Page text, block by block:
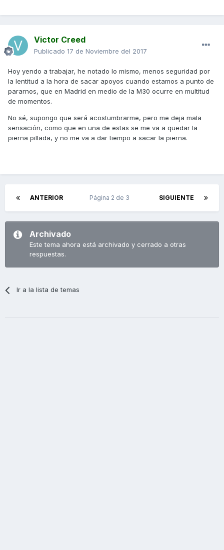
Victor Creed
Publicado 17 de Noviembre del 2017
Hoy yendo a trabajar, he notado lo mismo, menos seguridad por
la lentitud a la hora de sacar apoyos cuando estamos a punto de
pararnos, que en Madrid en medio de la M30 ocurre en multitud
de momentos.
No sé, supongo que será acostumbrarme, pero me deja mala
sensación, como que en una de estas se me va a quedar la
pierna pillada, y no me va a dar tiempo a sacar la pierna.
ANTERIOR SIGUIENTE
Página 2 de 3
Archivado
Este tema ahora está archivado y cerrado a otras
respuestas.
Ir a la lista de temas